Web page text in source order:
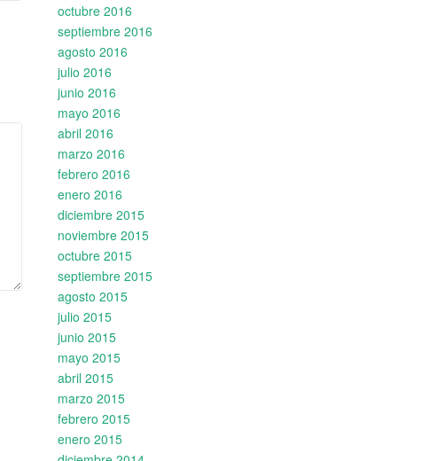
octubre 2016
septiembre 2016
agosto 2016
julio 2016
junio 2016
mayo 2016
abril 2016
marzo 2016
febrero 2016
enero 2016
diciembre 2015
noviembre 2015
octubre 2015
septiembre 2015
agosto 2015
julio 2015
junio 2015
mayo 2015
abril 2015
marzo 2015
febrero 2015
enero 2015